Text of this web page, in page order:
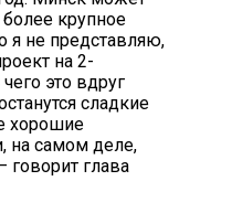
крупное
я не представляю,
на 2-
это вдруг
сладкие
хорошие
на самом деле,
говорит глава